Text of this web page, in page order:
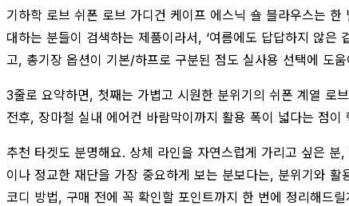
기하학 로브 쉬폰 로브 가디건 케이프 에스닉 숄 블라우스는
대하는 분들이 검색하는 제품이라서, ‘여름에도 답답하지 않은
고, 총기장 옵션이 기본/하프로 구분된 점도 실사용 선택에 도
3줄로 요약하면, 첫째는 가볍고 시원한 분위기의 쉬폰 계열 로
전후, 장마철 실내 에어컨 바람막이까지 활용 폭이 넓다는 점이
추천 타겟도 분명해요. 상체 라인을 자연스럽게 가리고 싶은
이나 정교한 재단을 가장 중요하게 보는 분보다는, 분위기와
코디 방법, 구매 전에 꼭 확인할 포인트까지 한 번에 정리해드릴